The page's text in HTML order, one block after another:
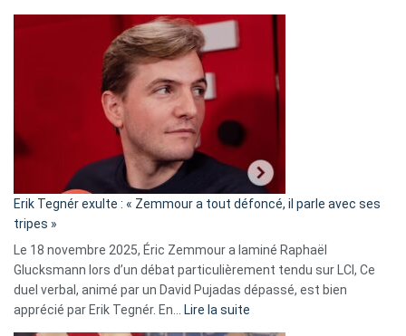
d’alliance
secrète
«
C’est
fake
news
»
Erik Tegnér exulte : « Zemmour a tout défoncé, il parle avec ses
tripes »
Le 18 novembre 2025, Éric Zemmour a laminé Raphaël
Glucksmann lors d’un débat particulièrement tendu sur LCI, Ce
duel verbal, animé par un David Pujadas dépassé, est bien
apprécié par Erik Tegnér. En…
Lire la suite